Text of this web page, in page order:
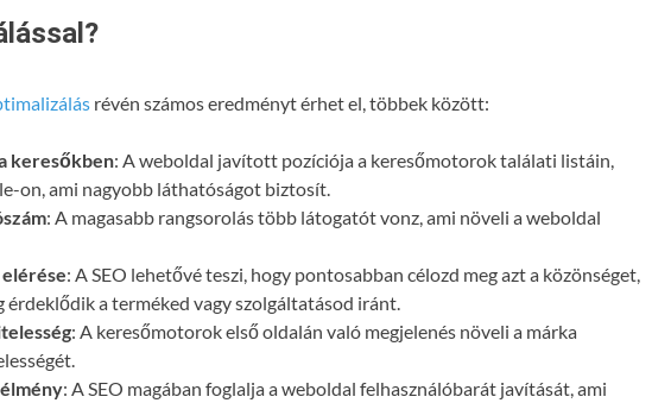
révén számos eredményt érhet el, többek között:
keresőkben: A weboldal javított pozíciója a keresőmotorok találati listáin,
on, ami nagyobb láthatóságot biztosít.
: A magasabb rangsorolás több látogatót vonz, ami növeli a weboldal
: A SEO lehetővé teszi, hogy pontosabban célozd meg azt a közönséget,
érdeklődik a terméked vagy szolgáltatásod iránt.
: A keresőmotorok első oldalán való megjelenés növeli a márka
: A SEO magában foglalja a weboldal felhasználóbarát javítását, ami